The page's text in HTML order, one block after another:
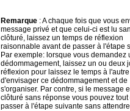
Remarque : A chaque fois que vous
message privé et que celui-ci est lu
clôturé, laissez un temps de réflexion
raisonnable avant de passer à l'étape
Par exemple: lorsque vous demandez
dédommagement, laissez un ou deux
réflexion pour laissez le temps à l'autre
d'envisager ce dédommagement et de
s'organiser. Par contre, si le message
clôturé sans réponse vous pouvez tout
passer à l'étape suivante sans